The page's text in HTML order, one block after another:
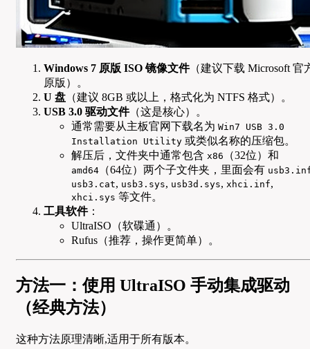
Windows 7 原版 ISO 镜像文件（建议下载 Microsoft 官
原版）。
U 盘 （建议 8GB 或以上，格式化为 NTFS 格式）。
USB 3.0 驱动文件（这是核心）。
通常需要从主板官网下载名为 Win7 USB 3.0
Installation Utility 或类似名称的压缩包。
解压后，文件夹中通常包含 x86 （32位）和
amd64 （64位）两个子文件夹，里面会有
usb3.cat, usb3.sys, usb3d.sys, xhci.inf,
xhci.sys 等文件。
工具软件：
UltraISO（软碟通）。
Rufus（推荐，操作更简单）。
方法一：使用 UltraISO 手动集成驱动
（经典方法）
这种方法原理清晰,适用于所有版本。